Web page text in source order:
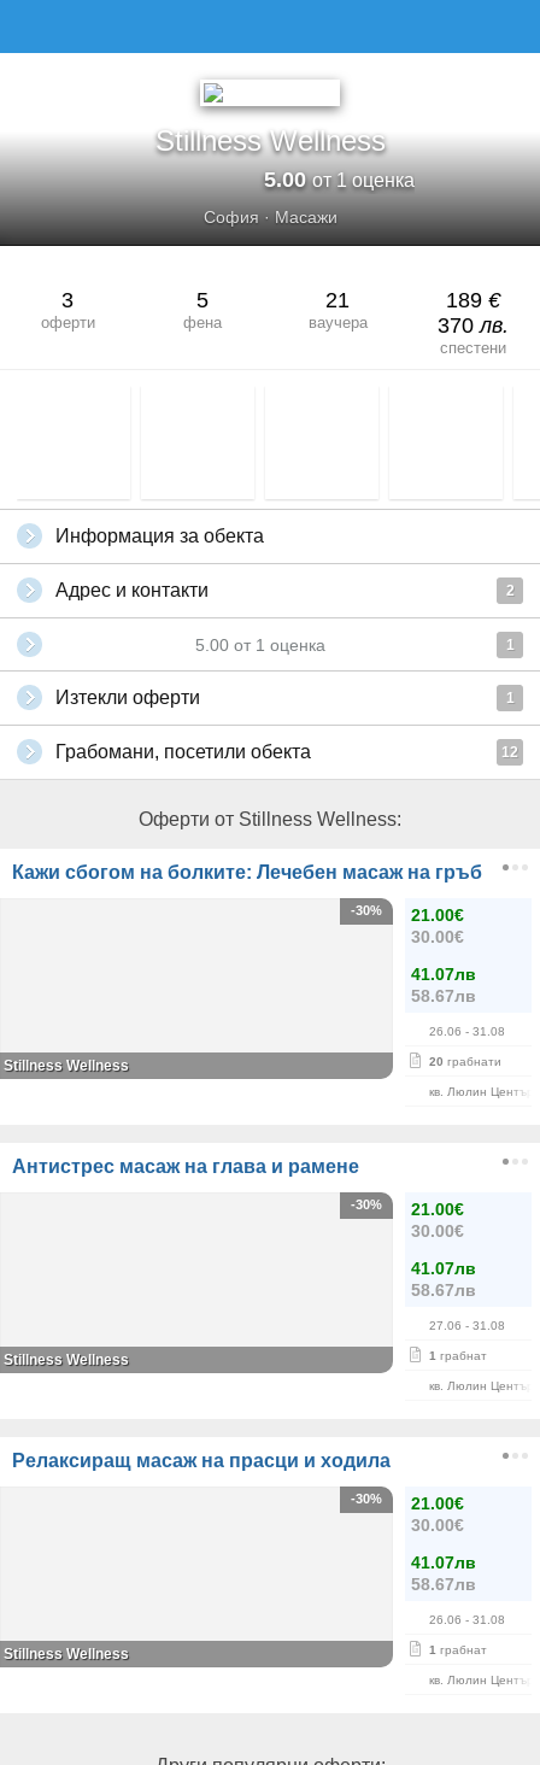
Stillness Wellness
5.00от 1 оценка
София· Масажи
3
оферти
5
фена
21
ваучера
189 €
370лв.
спестени
Информация за обекта
Адрес и контакти 2
5.00 от 1 оценка 1
Изтекли оферти 1
Грабомани, посетили обекта 12
Оферти от Stillness Wellness:
Кажи сбогом на болките: Лечебен масаж на гръб
21.00€
30.00€
41.07лв
58.67лв
26.06 - 31.08
20 грабнати
кв. Люлин Център
-30%
Stillness Wellness
Антистрес масаж на глава и рамене
21.00€
30.00€
41.07лв
58.67лв
27.06 - 31.08
1 грабнат
кв. Люлин Център
-30%
Stillness Wellness
Релаксиращ масаж на прасци и ходила
21.00€
30.00€
41.07лв
58.67лв
26.06 - 31.08
1 грабнат
кв. Люлин Център
-30%
Stillness Wellness